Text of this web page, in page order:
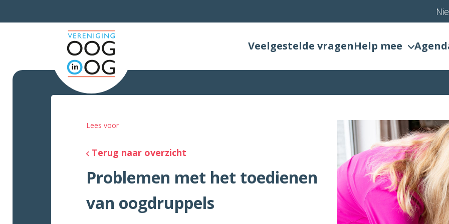
Veelgestelde vragenHelp mee
Lees voor
Terug naar overzicht
Problemen met het toedienen
van oogdruppels